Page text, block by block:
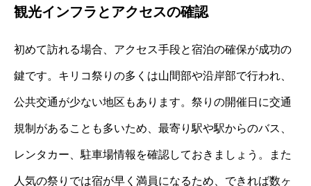
観光インフラとアクセスの確認
初めて訪れる場合、アクセス手段と宿泊の確保が成功の
鍵です。キリコ祭りの多くは山間部や沿岸部で行われ、
公共交通が少ない地区もあります。祭りの開催日に交通
規制があることも多いため、最寄り駅や駅からのバス、
レンタカー、駐車場情報を確認しておきましょう。また
人気の祭りでは宿が早く満員になるため、できれば数ヶ